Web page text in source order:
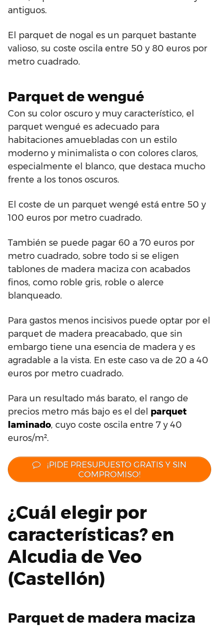
antiguos.
El parquet de nogal es un parquet bastante
valioso, su coste oscila entre 50 y 80 euros por
metro cuadrado.
Parquet de wengué
Con su color oscuro y muy característico, el
parquet wengué es adecuado para
habitaciones amuebladas con un estilo
moderno y minimalista o con colores claros,
especialmente el blanco, que destaca mucho
frente a los tonos oscuros.
El coste de un parquet wengé está entre 50 y
100 euros por metro cuadrado.
También se puede pagar 60 a 70 euros por
metro cuadrado, sobre todo si se eligen
tablones de madera maciza con acabados
finos, como roble gris, roble o alerce
blanqueado.
Para gastos menos incisivos puede optar por el
parquet de madera preacabado, que sin
embargo tiene una esencia de madera y es
agradable a la vista. En este caso va de 20 a 40
euros por metro cuadrado.
Para un resultado más barato, el rango de
precios metro más bajo es el del parquet
laminado, cuyo coste oscila entre 7 y 40
euros/m².
¡PIDE PRESUPUESTO GRATIS Y SIN
COMPROMISO!
¿Cuál elegir por
características? en
Alcudia de Veo
(Castellón)
Parquet de madera maciza